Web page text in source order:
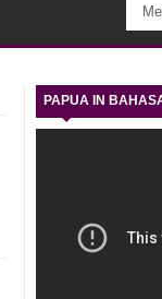
PAPUA IN